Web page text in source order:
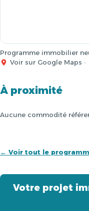
Programme immobilier
Voir sur Google Maps ·
À proximité
Aucune commodité
← Voir tout le
Votre projet